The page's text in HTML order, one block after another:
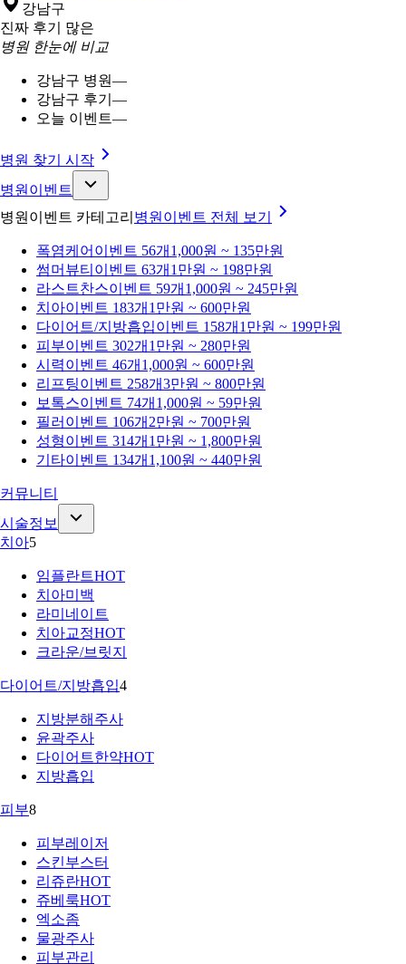
강남구
진짜 후기 많은
병원 한눈에 비교
강남구 병원—
강남구 후기 —
오늘 이벤트—
병원 찾기 시작
병원이벤트
병원이벤트 카테고리 병원이벤트 전체 보기
폭염케어 이벤트 56개 1,000원 ~ 135만원
썸머뷰티 이벤트 63개 1만원 ~ 198만원
라스트찬스이벤트 59개 1,000원 ~ 245만원
치아이벤트 183개 1만원 ~ 600만원
다이어트/지방흡입이벤트 158개 1만원 ~ 199만원
피부이벤트 302개 1만원 ~ 280만원
시력이벤트 46개 1,000원 ~ 600만원
리프팅이벤트 258개3만원 ~ 800만원
보톡스이벤트 74개 1,000원 ~ 59만원
필러 이벤트 106개 2만원 ~ 700만원
성형이벤트 314개 1만원 ~ 1,800만원
기타이벤트 134개 1,100원 ~ 440만원
커뮤니티
시술정보
치아5
임플란트HOT
치아미백
라미네이트
치아교정HOT
크라운/브릿지
다이어트/지방흡입4
지방분해주사
윤곽주사
다이어트한약HOT
지방흡입
피부8
피부레이저
스킨부스터
리쥬란HOT
쥬베룩HOT
엑소좀
물광주사
피부관리